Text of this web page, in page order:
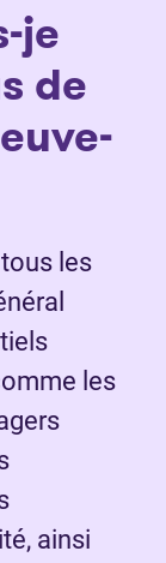
je
de
les
les
ainsi